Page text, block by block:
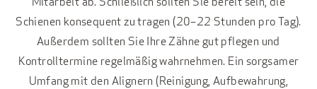
Schienen konsequent zu tragen (20–22 Stunden pro Tag).
Außerdem sollten Sie Ihre Zähne gut pflegen und
Kontrolltermine regelmäßig wahrnehmen. Ein sorgsamer
Umfang mit den Alignern (Reinigung, Aufbewahrung,